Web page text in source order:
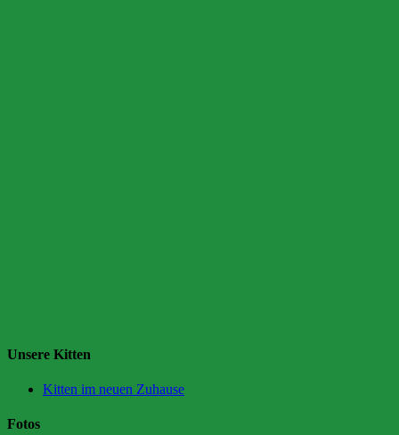
Unsere Kitten
Kitten im neuen Zuhause
Fotos